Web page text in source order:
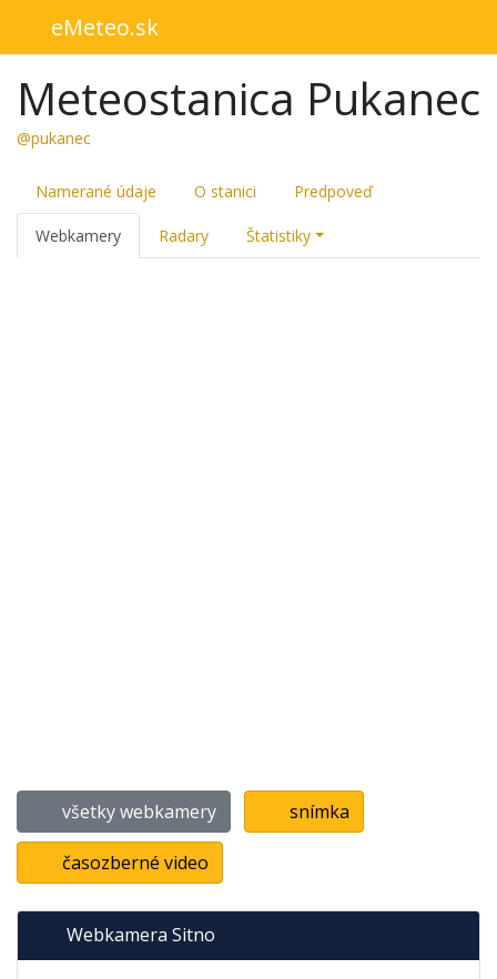
eMeteo.sk
Meteostanica Pukanec
@pukanec
Namerané údaje O stanici Predpoveď
Webkamery Radary Štatistiky
všetky webkamery snímka
časozberné video
Webkamera Sitno